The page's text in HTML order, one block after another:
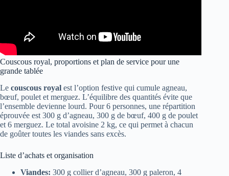
Couscous royal, proportions et plan de service pour une
grande tablée
Le couscous royal est l’option festive qui cumule agneau,
bœuf, poulet et merguez. L’équilibre des quantités évite que
l’ensemble devienne lourd. Pour 6 personnes, une répartition
éprouvée est 300 g d’agneau, 300 g de bœuf, 400 g de poulet
et 6 merguez. Le total avoisine 2 kg, ce qui permet à chacun
de goûter toutes les viandes sans excès.
Liste d’achats et organisation
Viandes: 300 g collier d’agneau, 300 g paleron, 4